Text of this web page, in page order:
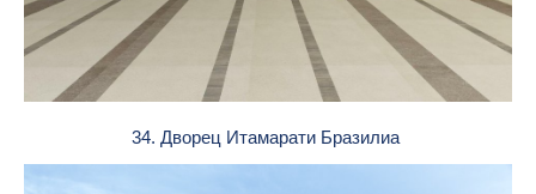
34. Дворец Итамарати Бразилиа